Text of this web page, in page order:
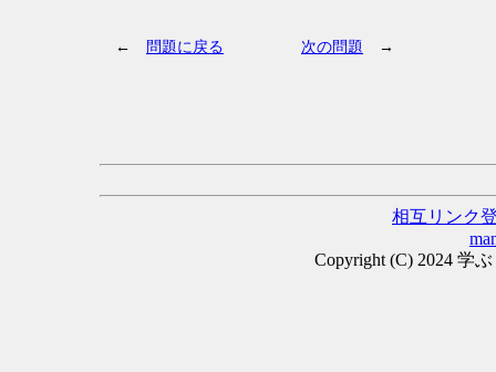
← 問題に戻る 次の問題 →
相互リンク
Copyright (C) 2024 学